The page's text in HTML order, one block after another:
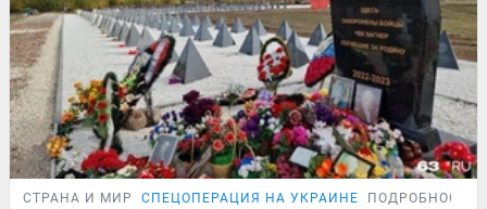
СТРАНА И МИР СПЕЦОПЕРАЦИЯ НА УКРАИНЕ ПОДРОБНОСТИ